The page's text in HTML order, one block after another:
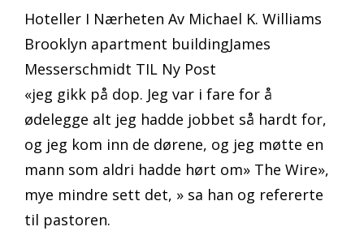
Hoteller I Nærheten Av Michael K. Williams
Brooklyn apartment buildingJames
Messerschmidt TIL Ny Post
«jeg gikk på dop. Jeg var i fare for å
ødelegge alt jeg hadde jobbet så hardt for,
og jeg kom inn de dørene, og jeg møtte en
mann som aldri hadde hørt om» The Wire»,
mye mindre sett det, » sa han og refererte
til pastoren.